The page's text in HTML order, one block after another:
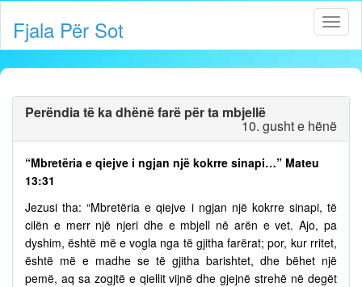
Fjala Për Sot
Perëndia të ka dhënë farë për ta mbjellë
10. gusht e hënë
“Mbretëria e qiejve i ngjan një kokrre sinapi…” Mateu
13:31
Jezusi tha: “Mbretëria e qiejve i ngjan një kokrre sinapi, të
cilën e merr një njeri dhe e mbjell në arën e vet. Ajo, pa
dyshim, është më e vogla nga të gjitha farërat; por, kur rritet,
është më e madhe se të gjitha barishtet, dhe bëhet një
pemë, aq sa zogjtë e qiellit vijnë dhe gjejnë strehë në degët